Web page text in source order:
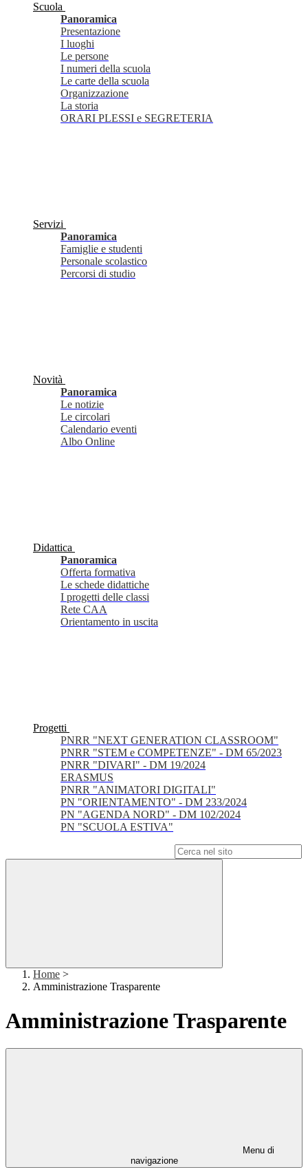
Scuola
Panoramica
Presentazione
I luoghi
Le persone
I numeri della scuola
Le carte della scuola
Organizzazione
La storia
ORARI PLESSI e SEGRETERIA
Servizi
Panoramica
Famiglie e studenti
Personale scolastico
Percorsi di studio
Novità
Panoramica
Le notizie
Le circolari
Calendario eventi
Albo Online
Didattica
Panoramica
Offerta formativa
Le schede didattiche
I progetti delle classi
Rete CAA
Orientamento in uscita
Progetti
PNRR "NEXT GENERATION CLASSROOM"
PNRR "STEM e COMPETENZE" - DM 65/2023
PNRR "DIVARI" - DM 19/2024
ERASMUS
PNRR "ANIMATORI DIGITALI"
PN "ORIENTAMENTO" - DM 233/2024
PN "AGENDA NORD" - DM 102/2024
PN "SCUOLA ESTIVA"
Home >
Amministrazione Trasparente
Amministrazione Trasparente
Menu di
navigazione